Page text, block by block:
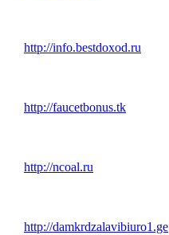
http://info.bestdoxod.ru
http://faucetbonus.tk
http://ncoal.ru
http://damkrdzalavibiuro1.ge